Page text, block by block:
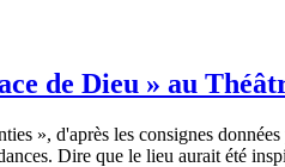
de Dieu » au
», d'après les consignes
Dire que le lieu aurait été